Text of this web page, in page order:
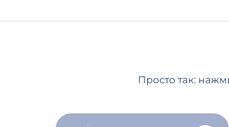
Просто так: